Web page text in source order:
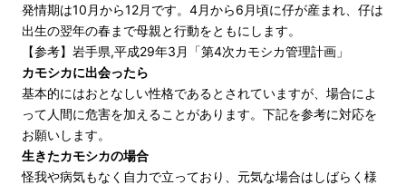
発情期は10月から12月です。4月から6月頃に仔が産まれ、仔は
出生の翌年の春まで母親と行動をともにします。
【参考】岩手県,平成29年3月「第4次カモシカ管理計画」
カモシカに出会ったら
基本的にはおとなしい性格であるとされていますが、場合によ
って人間に危害を加えることがあります。下記を参考に対応を
お願いします。
生きたカモシカの場合
怪我や病気もなく自力で立っており、元気な場合はしばらく様